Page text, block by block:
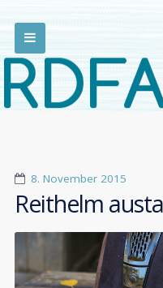
8. November 2015
Reithelm